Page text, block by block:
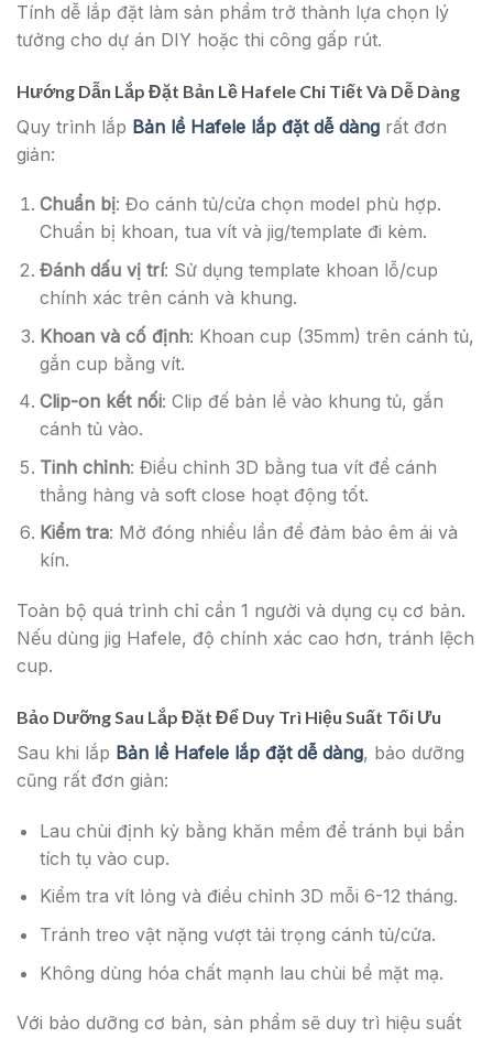
Tính dễ lắp đặt làm sản phẩm trở thành lựa chọn lý
tưởng cho dự án DIY hoặc thi công gấp rút.
Hướng Dẫn Lắp Đặt Bản Lề Hafele Chi Tiết Và Dễ Dàng
Quy trình lắp Bản lề Hafele lắp đặt dễ dàng rất đơn
giản:
Chuẩn bị: Đo cánh tủ/cửa chọn model phù hợp.
Chuẩn bị khoan, tua vít và jig/template đi kèm.
Đánh dấu vị trí: Sử dụng template khoan lỗ/cup
chính xác trên cánh và khung.
Khoan và cố định: Khoan cup (35mm) trên cánh tủ,
gắn cup bằng vít.
Clip-on kết nối: Clip đế bản lề vào khung tủ, gắn
cánh tủ vào.
Tinh chỉnh: Điều chỉnh 3D bằng tua vít để cánh
thẳng hàng và soft close hoạt động tốt.
Kiểm tra: Mở đóng nhiều lần để đảm bảo êm ái và
kín.
Toàn bộ quá trình chỉ cần 1 người và dụng cụ cơ bản.
Nếu dùng jig Hafele, độ chính xác cao hơn, tránh lệch
cup.
Bảo Dưỡng Sau Lắp Đặt Để Duy Trì Hiệu Suất Tối Ưu
Sau khi lắp Bản lề Hafele lắp đặt dễ dàng, bảo dưỡng
cũng rất đơn giản:
Lau chùi định kỳ bằng khăn mềm để tránh bụi bẩn
tích tụ vào cup.
Kiểm tra vít lỏng và điều chỉnh 3D mỗi 6-12 tháng.
Tránh treo vật nặng vượt tải trọng cánh tủ/cửa.
Không dùng hóa chất mạnh lau chùi bề mặt mạ.
Với bảo dưỡng cơ bản, sản phẩm sẽ duy trì hiệu suất